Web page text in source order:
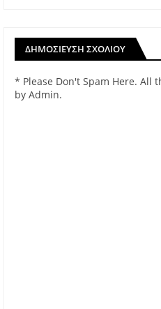
ΔΗΜΟΣΊΕΥΣΗ ΣΧΟΛΊΟΥ
* Please Don't Spam Here. All
by Admin.